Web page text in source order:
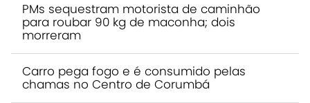
PMs sequestram motorista de caminhão
para roubar 90 kg de maconha; dois
morreram
Carro pega fogo e é consumido pelas
chamas no Centro de Corumbá